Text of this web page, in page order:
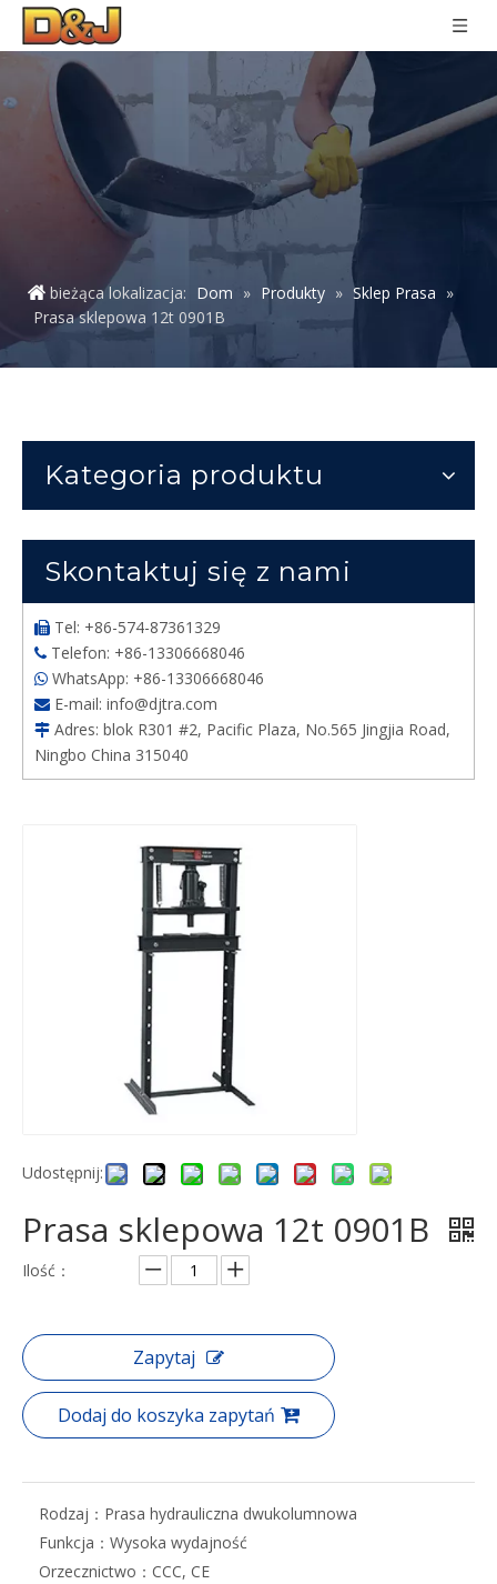
bieżąca lokalizacja: Dom » Produkty » Sklep Prasa »
Prasa sklepowa 12t 0901B
Kategoria produktu
Skontaktuj się z nami
 Tel: +86-574-87361329
 Telefon: +86-13306668046
 WhatsApp: +86-13306668046
 E-mail: info@djtra.com
 Adres: blok R301 #2, Pacific Plaza, No.565 Jingjia Road,
Ningbo China 315040
Udostępnij:
Prasa sklepowa 12t 0901B
Ilość：
Zapytaj
Dodaj do koszyka zapytań
Rodzaj： Prasa hydrauliczna dwukolumnowa
Funkcja： Wysoka wydajność
Orzecznictwo： CCC, CE